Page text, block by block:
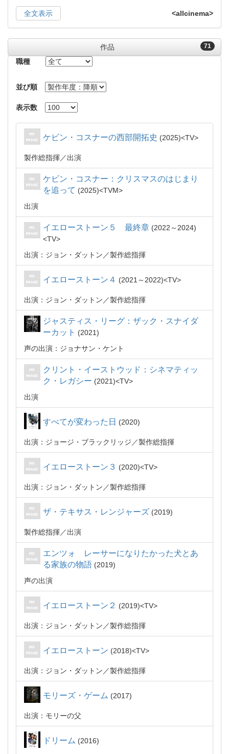
全文表示 <allcinema>
71
作品
職種
並び順
表示数
ケビン・コスナーの西部開拓史 2025 TV
製作総指揮 出演
ケビン・コスナー：クリスマスのはじまり
を追って
2025
TVM
出演
イエローストーン５ 最終章
2022～2024
TV
出演：ジョン・ダットン
製作総指揮
イエローストーン４ 2021～2022 TV
出演：ジョン・ダットン 製作総指揮
ジャスティス・リーグ：ザック・スナイダ
ーカット
2021
声の出演：ジョナサン・ケント
クリント・イーストウッド：シネマティッ
ク・レガシー
2021
TV
出演
すべてが変わった日 2020
出演：ジョージ・ブラックリッジ 製作総指揮
イエローストーン３ 2020 TV
出演：ジョン・ダットン 製作総指揮
ザ・テキサス・レンジャーズ 2019
製作総指揮 出演
エンツォ レーサーになりたかった犬とあ
る家族の物語
2019
声の出演
イエローストーン２ 2019 TV
出演：ジョン・ダットン 製作総指揮
イエローストーン 2018 TV
出演：ジョン・ダットン 製作総指揮
モリーズ・ゲーム 2017
出演：モリーの父
ドリーム 2016